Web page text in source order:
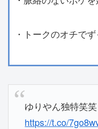
・トークのオチで
ゆりやん独特笑
https://t.co/